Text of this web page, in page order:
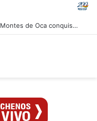
CAC 2026: Venezolano Ricardo Montes de Oca conquista Oro en salto con pértiga